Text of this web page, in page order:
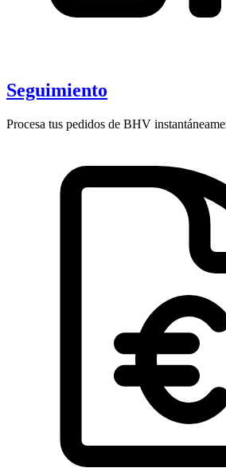
Seguimiento
Procesa tus pedidos de BHV